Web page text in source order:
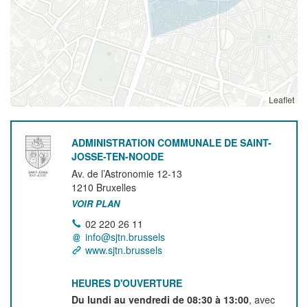
Leaflet
ADMINISTRATION COMMUNALE DE SAINT-
JOSSE-TEN-NOODE
Av. de l’Astronomie 12-13
1210 Bruxelles
VOIR PLAN
02 220 26 11
info@sjtn.brussels
www.sjtn.brussels
HEURES D'OUVERTURE
Du lundi au vendredi de 08:30 à 13:00, avec